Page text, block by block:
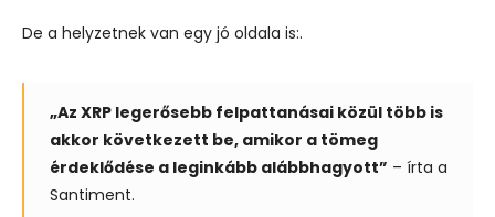
De a helyzetnek van egy jó oldala is:.
„Az XRP legerősebb felpattanásai közül több is
akkor következett be, amikor a tömeg
érdeklődése a leginkább alábbhagyott” – írta a
Santiment.